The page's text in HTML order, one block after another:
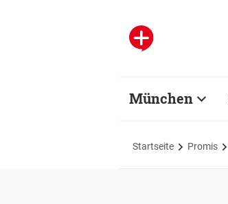
München
Startseite Promis